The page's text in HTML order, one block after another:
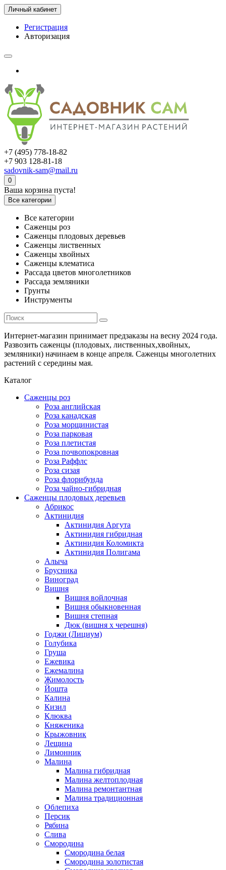
Личный кабинет
Регистрация
Авторизация
+7 (495) 778-18-82
+7 903 128-81-18
sadovnik-sam@mail.ru
0
Ваша корзина пуста!
Все категории
Все категории
Саженцы роз
Саженцы плодовых деревьев
Саженцы лиственных
Саженцы хвойных
Саженцы клематиса
Рассада цветов многолетников
Рассада земляники
Грунты
Инструменты
Интернет-магазин принимает предзаказы на весну 2024 года.
Развозить саженцы (плодовых, лиственных,хвойных,
земляники) начинаем в конце апреля. Саженцы многолетних
растений с середины мая.
Каталог
Саженцы роз
Роза английская
Роза канадская
Роза морщинистая
Роза парковая
Роза плетистая
Роза почвопокровная
Роза Раффлс
Роза сизая
Роза флорибунда
Роза чайно-гибридная
Саженцы плодовых деревьев
Абрикос
Актинидия
Актинидия Аргута
Актинидия гибридная
Актинидия Коломикта
Актинидия Полигама
Алыча
Брусника
Виноград
Вишня
Вишня войлочная
Вишня обыкновенная
Вишня степная
Дюк (вишня х черешня)
Годжи (Лициум)
Голубика
Груша
Ежевика
Ежемалина
Жимолость
Йошта
Калина
Кизил
Клюква
Княженика
Крыжовник
Лещина
Лимонник
Малина
Малина гибридная
Малина желтоплодная
Малина ремонтантная
Малина традиционная
Облепиха
Персик
Рябина
Слива
Смородина
Смородина белая
Смородина золотистая